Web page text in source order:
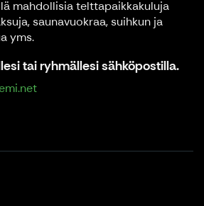
mahdollisia telttapaikkakuluja
saunavuokraa, suihkun ja
yms.
tai ryhmällesi sähköpostilla.